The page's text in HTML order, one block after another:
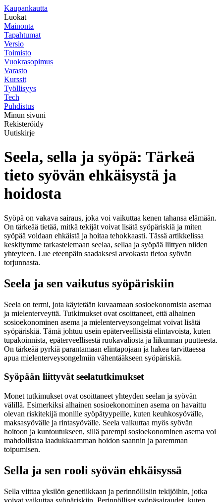
Kaupankautta
Luokat
Mainonta
Tapahtumat
Versio
Toimisto
Vuokrasopimus
Varasto
Kurssit
Työllisyys
Tech
Puhdistus
Minun sivuni
Rekisteröidy
Uutiskirje
Seela, sella ja syöpä: Tärkeä
tieto syövän ehkäisystä ja
hoidosta
Syöpä on vakava sairaus, joka voi vaikuttaa kenen tahansa elämään.
On tärkeää tietää, mitkä tekijät voivat lisätä syöpäriskiä ja miten
syöpää voidaan ehkäistä ja hoitaa tehokkaasti. Tässä artikkelissa
keskitymme tarkastelemaan seelaa, sellaa ja syöpää liittyen niiden
yhteyteen. Lue eteenpäin saadaksesi arvokasta tietoa syövän
torjunnasta.
Seela ja sen vaikutus syöpäriskiin
Seela on termi, jota käytetään kuvaamaan sosioekonomista asemaa
ja mielenterveyttä. Tutkimukset ovat osoittaneet, että alhainen
sosioekonominen asema ja mielenterveysongelmat voivat lisätä
syöpäriskiä. Tämä johtuu usein epäterveellisistä elintavoista, kuten
tupakoinnista, epäterveellisestä ruokavaliosta ja liikunnan puutteesta.
On tärkeää pyrkiä parantamaan elintapojaan ja hakea tarvittaessa
apua mielenterveysongelmiin vähentääkseen syöpäriskiä.
Syöpään liittyvät seelatutkimukset
Monet tutkimukset ovat osoittaneet yhteyden seelan ja syövän
välillä. Esimerkiksi alhainen sosioekonominen asema on havaittu
olevan riskitekijä monille syöpätyypeille, kuten keuhkosyövälle,
maksasyövälle ja rintasyövälle. Seela vaikuttaa myös syövän
hoitoon ja kuntoutukseen, sillä parempi sosioekonominen asema voi
mahdollistaa laadukkaamman hoidon saannin ja paremman
toipumisen.
Sella ja sen rooli syövän ehkäisyssä
Sella viittaa yksilön genetiikkaan ja perinnöllisiin tekijöihin, jotka
voivat vaikuttaa syöpäriskiin. Perinnölliset syöpäsairaudet, kuten